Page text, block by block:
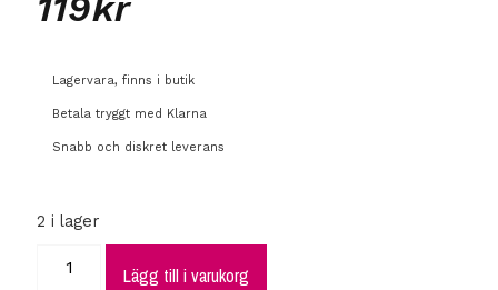
Lagervara, finns i butik
Betala tryggt med Klarna
Snabb och diskret leverans
2 i lager
Lägg till i varukorg